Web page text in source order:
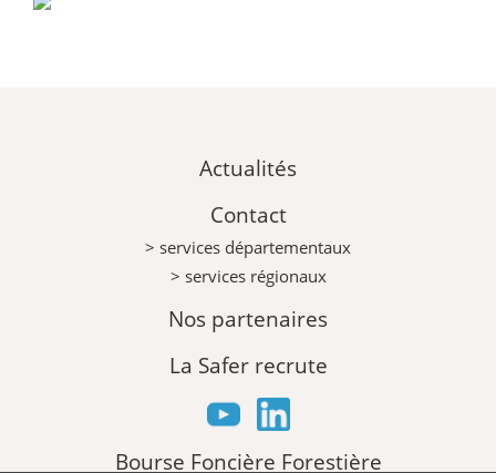
Actualités
Contact
> services départementaux
> services régionaux
Nos partenaires
La Safer recrute
Bourse Foncière Forestière